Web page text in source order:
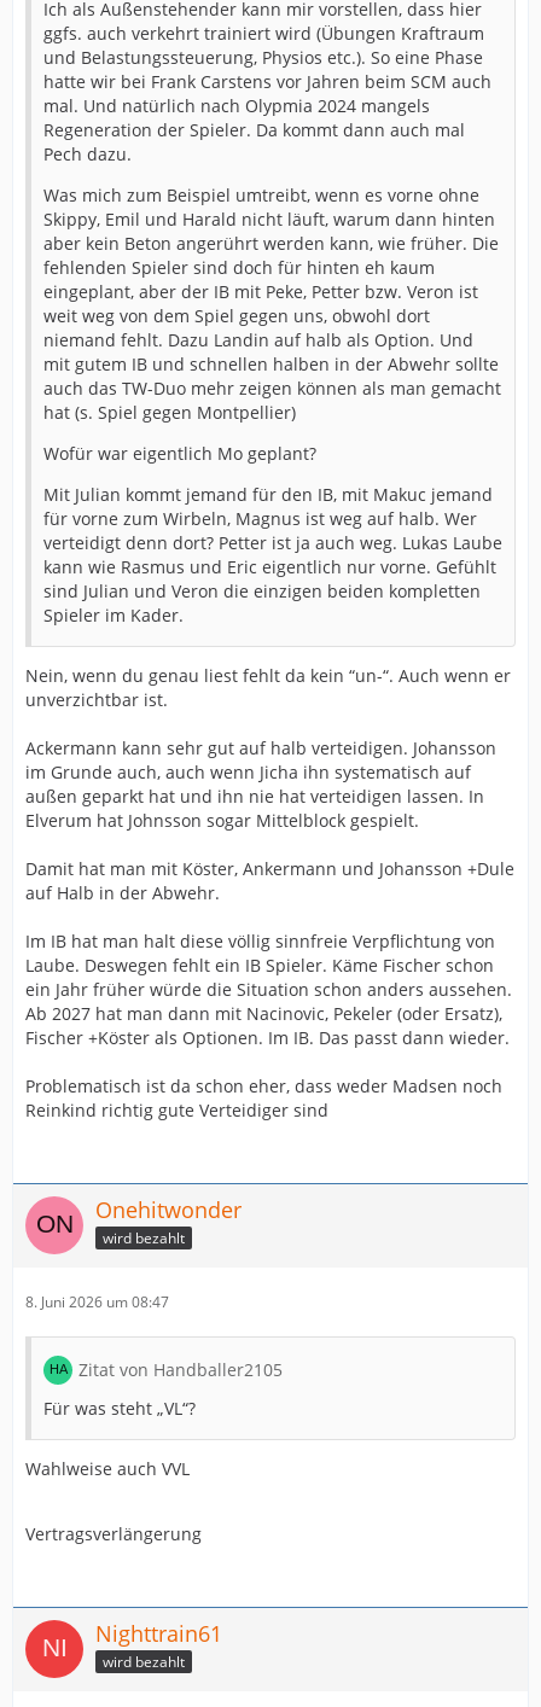
Ich als Außenstehender kann mir vorstellen, dass hier
ggfs. auch verkehrt trainiert wird (Übungen Kraftraum
und Belastungssteuerung, Physios etc.). So eine Phase
hatte wir bei Frank Carstens vor Jahren beim SCM auch
mal. Und natürlich nach Olypmia 2024 mangels
Regeneration der Spieler. Da kommt dann auch mal
Pech dazu.
Was mich zum Beispiel umtreibt, wenn es vorne ohne
Skippy, Emil und Harald nicht läuft, warum dann hinten
aber kein Beton angerührt werden kann, wie früher. Die
fehlenden Spieler sind doch für hinten eh kaum
eingeplant, aber der IB mit Peke, Petter bzw. Veron ist
weit weg von dem Spiel gegen uns, obwohl dort
niemand fehlt. Dazu Landin auf halb als Option. Und
mit gutem IB und schnellen halben in der Abwehr sollte
auch das TW-Duo mehr zeigen können als man gemacht
hat (s. Spiel gegen Montpellier)
Wofür war eigentlich Mo geplant?
Mit Julian kommt jemand für den IB, mit Makuc jemand
für vorne zum Wirbeln, Magnus ist weg auf halb. Wer
verteidigt denn dort? Petter ist ja auch weg. Lukas Laube
kann wie Rasmus und Eric eigentlich nur vorne. Gefühlt
sind Julian und Veron die einzigen beiden kompletten
Spieler im Kader.
Nein, wenn du genau liest fehlt da kein “un-“. Auch wenn er
unverzichtbar ist.
Ackermann kann sehr gut auf halb verteidigen. Johansson
im Grunde auch, auch wenn Jicha ihn systematisch auf
außen geparkt hat und ihn nie hat verteidigen lassen. In
Elverum hat Johnsson sogar Mittelblock gespielt.
Damit hat man mit Köster, Ankermann und Johansson +Dule
auf Halb in der Abwehr.
Im IB hat man halt diese völlig sinnfreie Verpflichtung von
Laube. Deswegen fehlt ein IB Spieler. Käme Fischer schon
ein Jahr früher würde die Situation schon anders aussehen.
Ab 2027 hat man dann mit Nacinovic, Pekeler (oder Ersatz),
Fischer +Köster als Optionen. Im IB. Das passt dann wieder.
Problematisch ist da schon eher, dass weder Madsen noch
Reinkind richtig gute Verteidiger sind
Onehitwonder
wird bezahlt
8. Juni 2026 um 08:47
Zitat von Handballer2105
Für was steht „VL“?
Wahlweise auch VVL
Vertragsverlängerung
Nighttrain61
wird bezahlt